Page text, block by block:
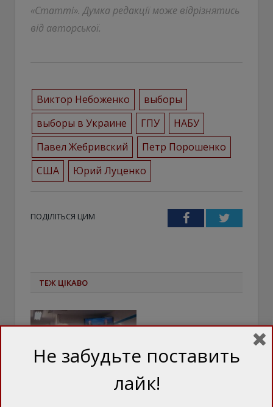
«Статті». Думка редакції може відрізнятись
від авторської.
Виктор Небоженко
выборы
выборы в Украине
ГПУ
НАБУ
Павел Жебривский
Петр Порошенко
США
Юрий Луценко
ПОДІЛІТЬСЯ ЦИМ FacebookTwitter
ТЕЖ ЦІКАВО
Токсичність тягне
Не забудьте поставить
лайк!